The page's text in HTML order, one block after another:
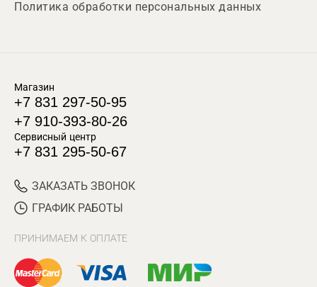
Политика обработки персональных данных
Магазин
+7 831 297-50-95
+7 910-393-80-26
Сервисный центр
+7 831 295-50-67
ЗАКАЗАТЬ ЗВОНОК
ГРАФИК РАБОТЫ
ПРИНИМАЕМ К ОПЛАТЕ